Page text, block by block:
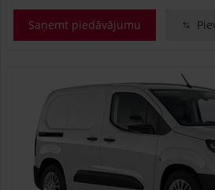
Saņemt piedāvājumu